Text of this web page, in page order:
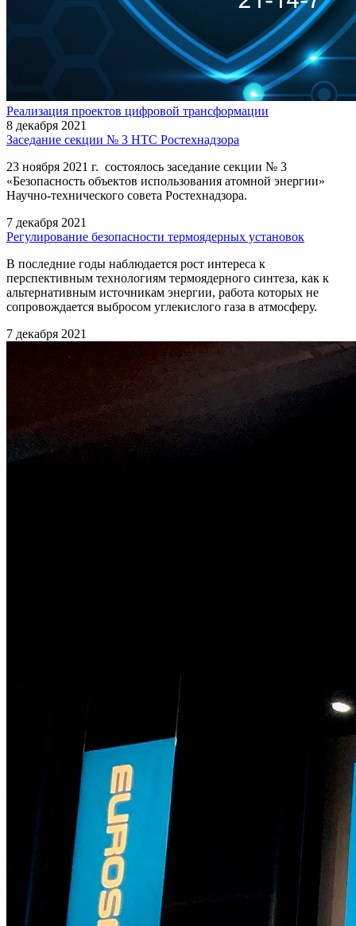
Реализация проектов цифровой трансформации
8 декабря 2021
Заседание секции № 3 НТС Ростехнадзора
23 ноября 2021 г. состоялось заседание секции № 3
«Безопасность объектов использования атомной энергии»
Научно-технического совета Ростехнадзора.
7 декабря 2021
Регулирование безопасности термоядерных установок
В последние годы наблюдается рост интереса к
перспективным технологиям термоядерного синтеза, как к
альтернативным источникам энергии, работа которых не
сопровождается выбросом углекислого газа в атмосферу.
7 декабря 2021